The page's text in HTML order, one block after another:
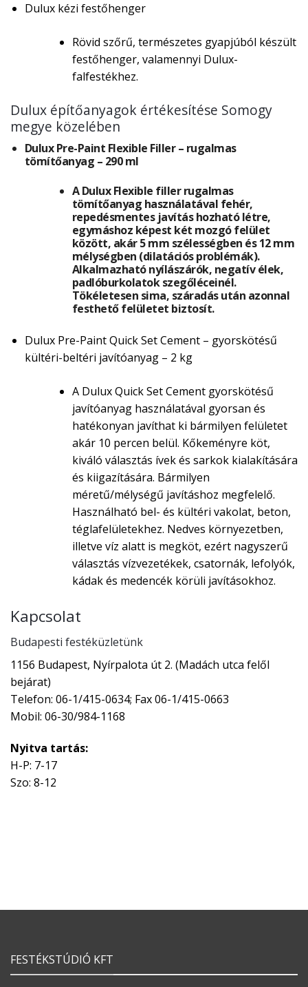
Dulux kézi festőhenger
Rövid szőrű, természetes gyapjúból készült
festőhenger, valamennyi Dulux-
falfestékhez.
Dulux építőanyagok értékesítése Somogy
megye közelében
Dulux Pre-Paint Flexible Filler – rugalmas
tömítőanyag – 290 ml
A Dulux Flexible filler rugalmas
tömítőanyag használatával fehér,
repedésmentes javítás hozható létre,
egymáshoz képest két mozgó felület
között, akár 5 mm szélességben és 12 mm
mélységben (dilatációs problémák).
Alkalmazható nyílászárók, negatív élek,
padlóburkolatok szegőléceinél.
Tökéletesen sima, száradás után azonnal
festhető felületet biztosít.
Dulux Pre-Paint Quick Set Cement – gyorskötésű
kültéri-beltéri javítóanyag – 2 kg
A Dulux Quick Set Cement gyorskötésű
javítóanyag használatával gyorsan és
hatékonyan javíthat ki bármilyen felületet
akár 10 percen belül. Kőkeményre köt,
kiváló választás ívek és sarkok kialakítására
és kiigazítására. Bármilyen
méretű/mélységű javításhoz megfelelő.
Használható bel- és kültéri vakolat, beton,
téglafelületekhez. Nedves környezetben,
illetve víz alatt is megköt, ezért nagyszerű
választás vízvezetékek, csatornák, lefolyók,
kádak és medencék körüli javításokhoz.
Kapcsolat
Budapesti festéküzletünk
1156 Budapest, Nyírpalota út 2. (Madách utca felől
bejárat)
Telefon: 06-1/415-0634; Fax 06-1/415-0663
Mobil: 06-30/984-1168
Nyitva tartás:
H-P: 7-17
Szo: 8-12
FESTÉKSTÚDIÓ KFT